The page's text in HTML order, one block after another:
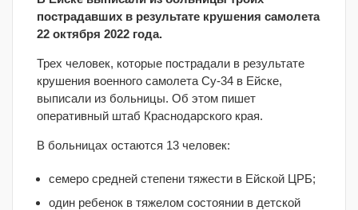
пострадавших в результате крушения самолета
22 октября 2022 года.
Трех человек, которые пострадали в результате
крушения военного самолета Су-34 в Ейске,
выписали из больницы. Об этом пишет
оперативный штаб Краснодарского края.
В больницах остаются 13 человек:
семеро средней степени тяжести в Ейской ЦРБ;
один ребенок в тяжелом состоянии в детской